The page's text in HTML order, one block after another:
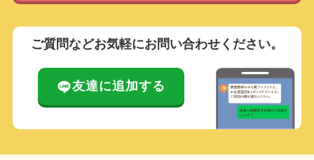
ご質問などお気軽にお問い合わせください。
友達に追加する